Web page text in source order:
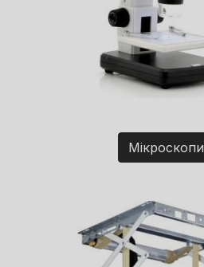
Мікроскопи